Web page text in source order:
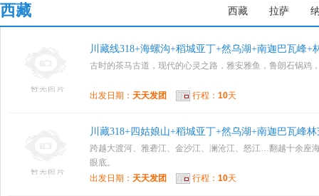
西藏 西藏 拉萨
川藏线318+海螺沟+稻城亚丁+然乌湖+南迦巴瓦峰+
古时的茶马古道，现代的心灵之路，雅安雅鱼，鲁朗石锅鸡
出发日期： 天天发团 行程： 10天
川藏318+四姑娘山+稻城亚丁+然乌湖+南迦巴瓦峰
跨越大渡河、雅砻江、金沙江、澜沧江、怒江…翻越十余座
眼底。
出发日期： 天天发团 行程： 10天